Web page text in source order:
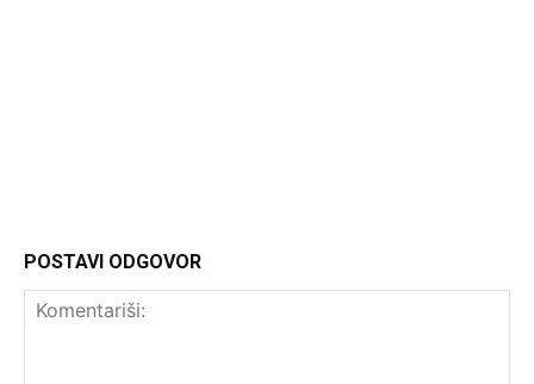
POSTAVI ODGOVOR